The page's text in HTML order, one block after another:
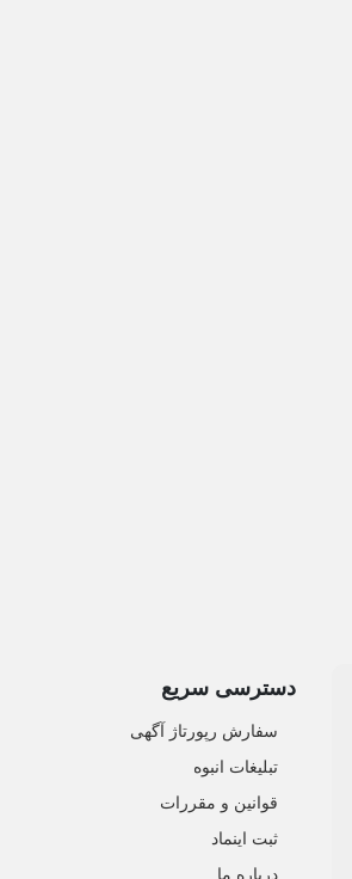
دسترسی سریع
سفارش رپورتاژ آگهی
تبلیغات انبوه
قوانین و مقررات
ثبت اینماد
درباره ما